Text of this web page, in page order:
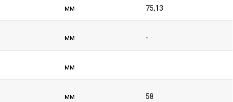
мм 75,13
мм -
мм
мм 58